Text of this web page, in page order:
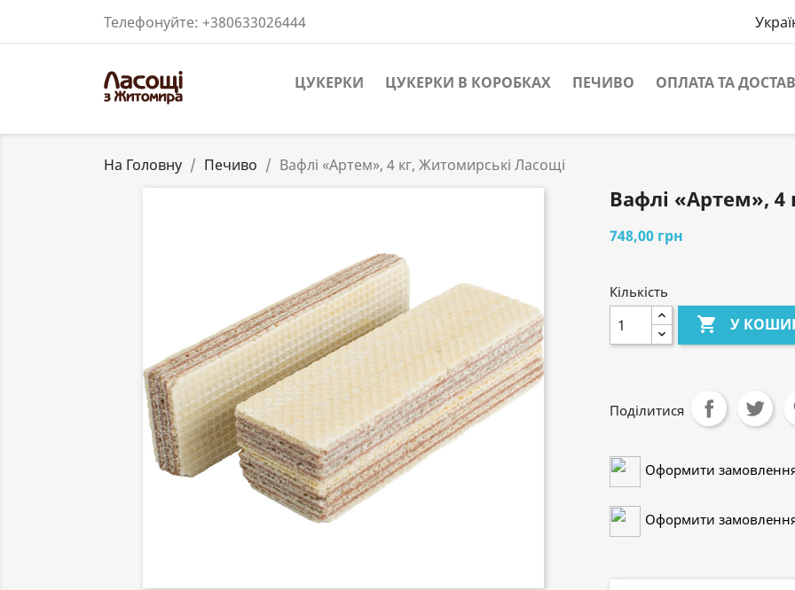
Телефонуйте: +380633026444
ЦУКЕРКИ ЦУКЕРКИ В КОРОБКАХ ПЕЧИВО ОПЛАТА ТА
На Головну Печиво Вафлі «Артем», 4 кг, Житомирські Ласощі
Вафлі «Артем»,
748,00 грн
Кількість
 У
Поділитися
Оформити
Оформити